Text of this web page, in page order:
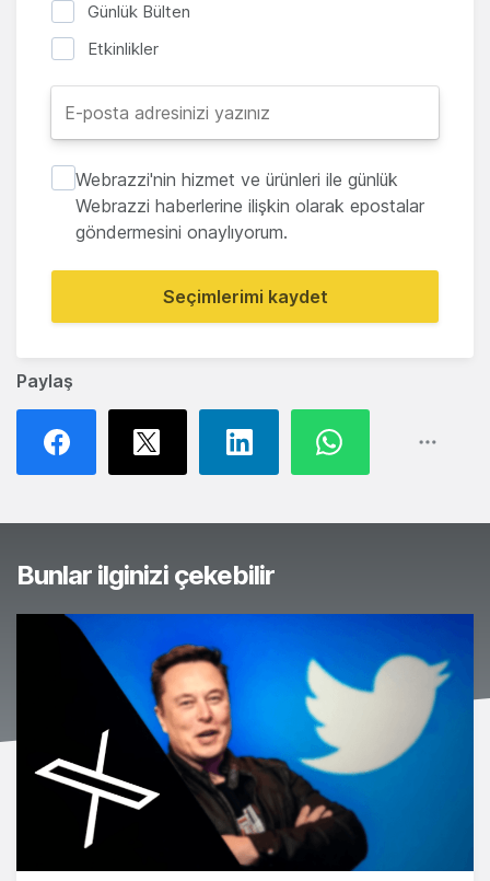
Paylaş
Günlük Bülten
Etkinlikler
Webrazzi'nin hizmet ve ürünleri ile günlük
Webrazzi haberlerine ilişkin olarak epostalar
göndermesini onaylıyorum.
Seçimlerimi kaydet
Bunlar ilginizi çekebilir